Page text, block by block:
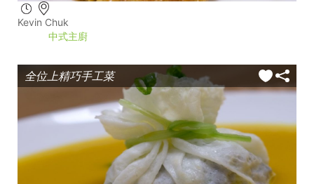
Kevin Chuk
中式主廚
全位上精巧手工菜